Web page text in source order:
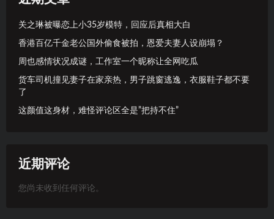
关之琳被曝恋上小35岁模特，回应后真相大白
香港百亿千金老公国外偷食被拍，恩爱夫妻人设崩塌？
周也感情状况成谜，工作室一个昵称让全网吃瓜
货车司机撞见妻子在家亲热，男子跳窗逃逸，衣服鞋子都不要
了
这颜值这身材，难怪评论区全是”把持不住”
近期评论
您尚未收到任何评论。